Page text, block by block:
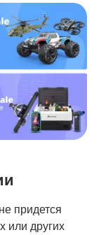
придется
или других